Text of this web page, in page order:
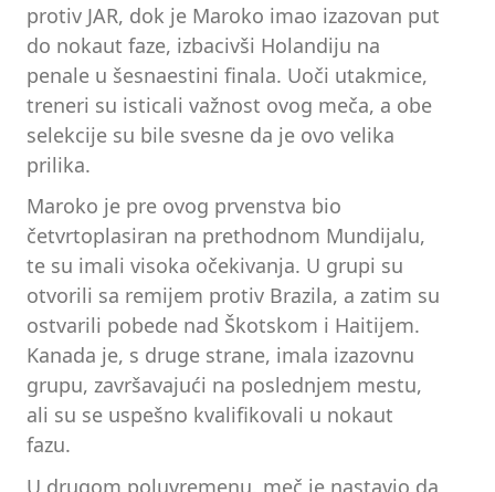
protiv JAR, dok je Maroko imao izazovan put
do nokaut faze, izbacivši Holandiju na
penale u šesnaestini finala. Uoči utakmice,
treneri su isticali važnost ovog meča, a obe
selekcije su bile svesne da je ovo velika
prilika.
Maroko je pre ovog prvenstva bio
četvrtoplasiran na prethodnom Mundijalu,
te su imali visoka očekivanja. U grupi su
otvorili sa remijem protiv Brazila, a zatim su
ostvarili pobede nad Škotskom i Haitijem.
Kanada je, s druge strane, imala izazovnu
grupu, završavajući na poslednjem mestu,
ali su se uspešno kvalifikovali u nokaut
fazu.
U drugom poluvremenu, meč je nastavio da